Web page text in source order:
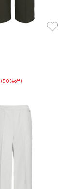
(50%off)